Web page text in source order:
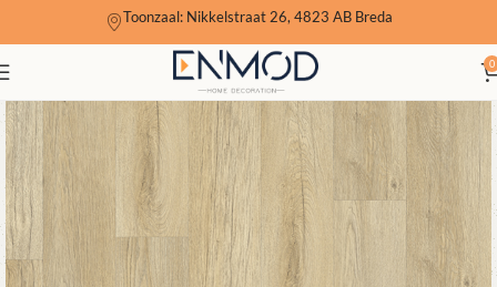
Toonzaal: Nikkelstraat 26, 4823 AB Breda
0